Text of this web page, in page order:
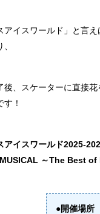
アイスワールド」と言
後、スケーターに直接
す！
アイスワールド2025-
～The Best of
●開催場所